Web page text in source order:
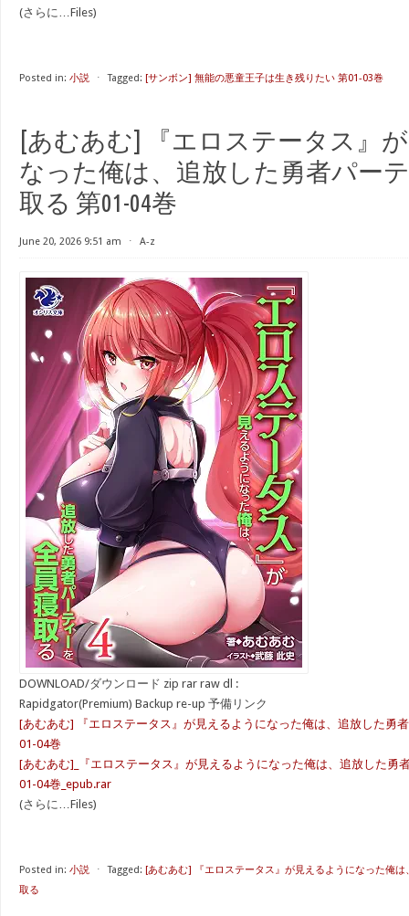
(さらに…Files)
Posted in: 小説 ⋅ Tagged: [サンボン] 無能の悪童王子は生き残りたい 第01-03巻
[あむあむ] 『エロステータス』
なった俺は、追放した勇者パー
取る 第01-04巻
June 20, 2026 9:51 am ⋅ A-z
DOWNLOAD/ダウンロード zip rar raw dl :
Rapidgator(Premium) Backup re-up 予備リンク
[あむあむ] 『エロステータス』が見えるようになった俺は、追放した勇
01-04巻
[あむあむ]_『エロステータス』が見えるようになった俺は、追放した勇
01-04巻_epub.rar
(さらに…Files)
Posted in: 小説 ⋅ Tagged: [あむあむ] 『エロステータス』が見えるようになった俺
取る